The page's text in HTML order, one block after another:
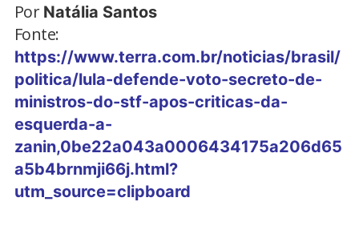
Por Natália Santos
Fonte:
https://www.terra.com.br/noticias/brasil/
politica/lula-defende-voto-secreto-de-
ministros-do-stf-apos-criticas-da-
esquerda-a-
zanin,0be22a043a0006434175a206d65
a5b4brnmji66j.html?
utm_source=clipboard